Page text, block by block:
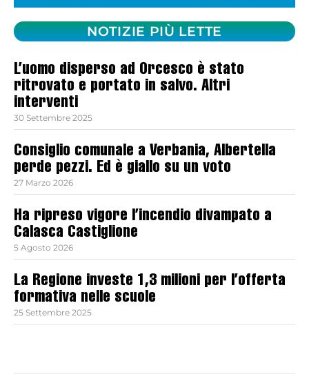
NOTIZIE PIÙ LETTE
L’uomo disperso ad Orcesco è stato
ritrovato e portato in salvo. Altri
interventi
30 Settembre 2025
Consiglio comunale a Verbania, Albertella
perde pezzi. Ed è giallo su un voto
27 Marzo 2026
Ha ripreso vigore l’incendio divampato a
Calasca Castiglione
5 Agosto 2026
La Regione investe 1,3 milioni per l’offerta
formativa nelle scuole
25 Settembre 2025